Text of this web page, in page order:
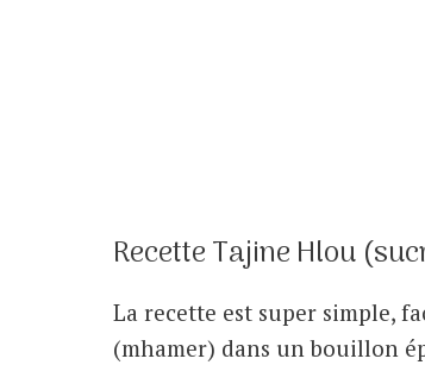
Recette Tajine Hlou
La recette est super simple,
(mhamer) dans un bouillon